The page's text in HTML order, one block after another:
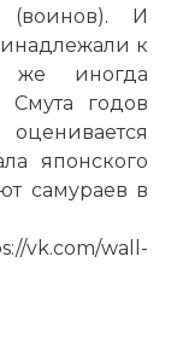
(воинов). И
к
же иногда
Смута годов
японского
самураев в
vk.com/wall-